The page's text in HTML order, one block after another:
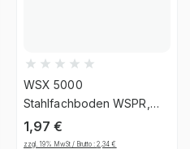
WSX 5000
Stahlfachboden WSPR,
Einzeln, 100x500x0,6 mm,
verzinkt
1,97€
zzgl. 19% MwSt / Brutto :2,34€